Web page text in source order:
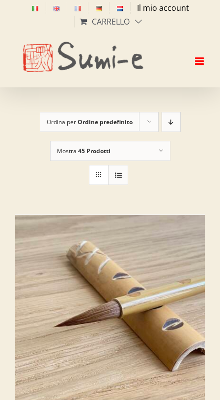
Il mio account
CARRELLO
Ordina perOrdine predefinito
Mostra 45 Prodotti